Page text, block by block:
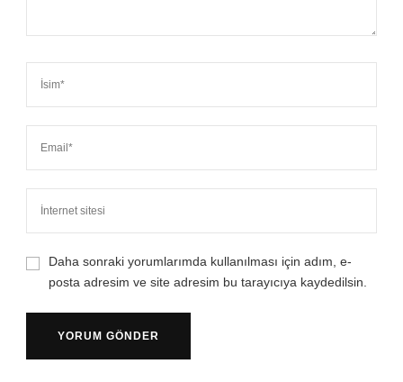
Daha sonraki yorumlarımda kullanılması için adım, e-
posta adresim ve site adresim bu tarayıcıya kaydedilsin.